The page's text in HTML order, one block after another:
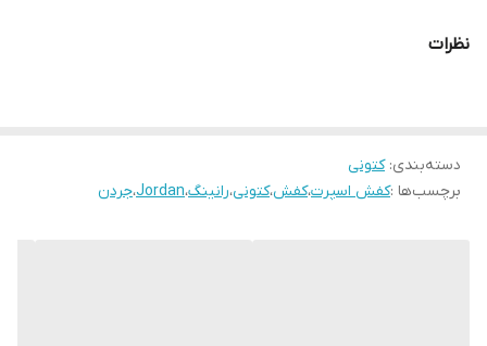
نظرات
دسته‌بندی:کتونی
برچسب‌ها :کفش اسپرت،کفش،کتونی،رانینگ،Jordan،جردن